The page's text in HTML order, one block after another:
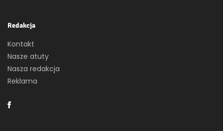
Redakcja
Kontakt
Nasze atuty
Nasza redakcja
Reklama